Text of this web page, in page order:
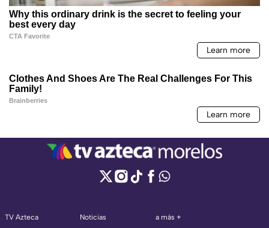
TV Azteca
Noticias
a más +